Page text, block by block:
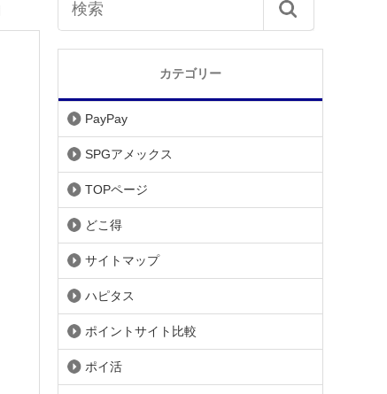
カテゴリー
PayPay
SPGアメックス
TOPページ
どこ得
サイトマップ
ハピタス
ポイントサイト比較
ポイ活